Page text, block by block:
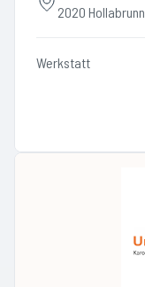
2020 Hollabrunn
Werkstatt